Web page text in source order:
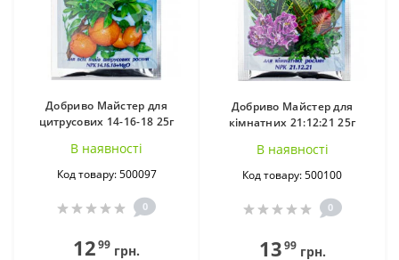
(12)
Добриво Майстер для
цитрусових 14-16-18 25г
В наявностi
Код товару: 500097
0
1299 грн.
Добриво Майстер для
кімнатних 21:12:21 25г
В наявностi
Код товару: 500100
0
1399грн.